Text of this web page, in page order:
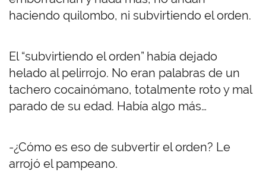
haciendo quilombo, ni subvirtiendo el orden.
El “subvirtiendo el orden” había dejado
helado al pelirrojo. No eran palabras de un
tachero cocainómano, totalmente roto y mal
parado de su edad. Había algo más…
-¿Cómo es eso de subvertir el orden? Le
arrojó el pampeano.